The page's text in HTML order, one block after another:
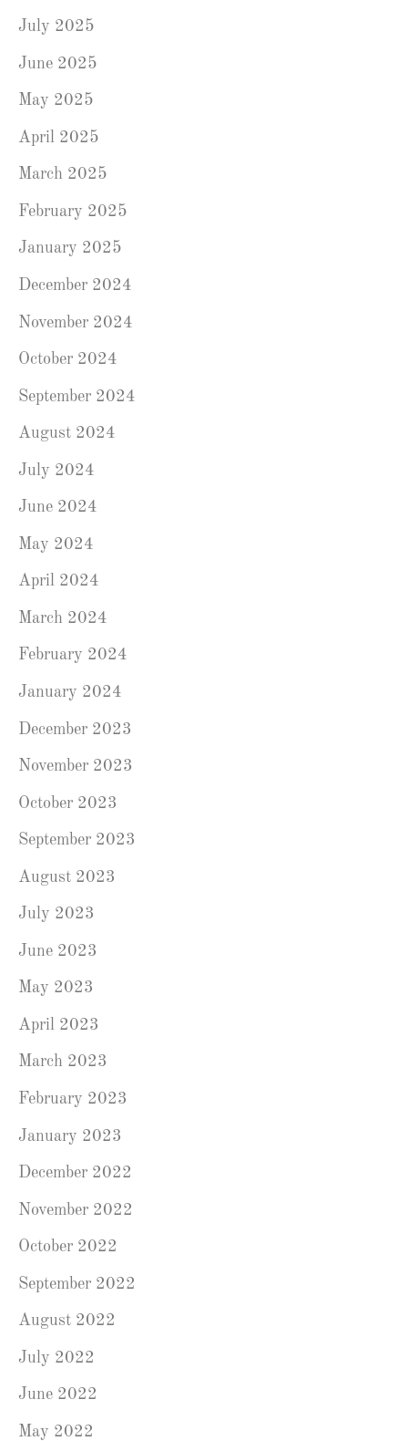
July 2025
June 2025
May 2025
April 2025
March 2025
February 2025
January 2025
December 2024
November 2024
October 2024
September 2024
August 2024
July 2024
June 2024
May 2024
April 2024
March 2024
February 2024
January 2024
December 2023
November 2023
October 2023
September 2023
August 2023
July 2023
June 2023
May 2023
April 2023
March 2023
February 2023
January 2023
December 2022
November 2022
October 2022
September 2022
August 2022
July 2022
June 2022
May 2022